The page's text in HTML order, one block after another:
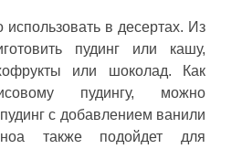
в десертах. Из
пудинг или кашу,
или шоколад. Как
пудингу, можно
с добавлением ванили
также подойдет для